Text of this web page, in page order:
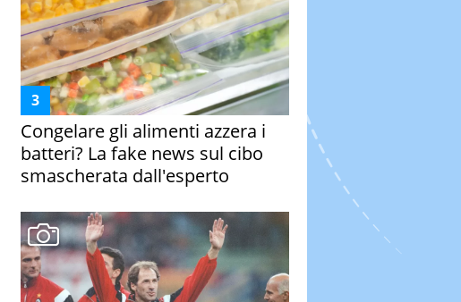
Congelare gli alimenti azzera i
batteri? La fake news sul cibo
smascherata dall'esperto